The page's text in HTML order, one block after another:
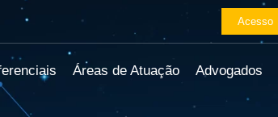
Acesso
Áreas de Atuação Advogados